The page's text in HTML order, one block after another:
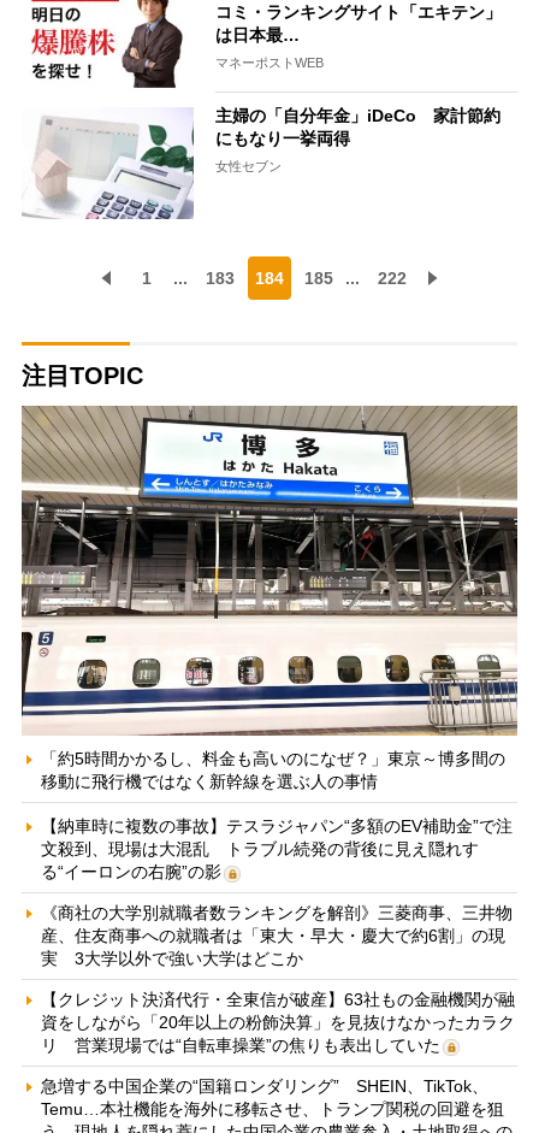
コミ・ランキングサイト「エキテン」
は日本最…
マネーポストWEB
主婦の「自分年金」iDeCo 家計節約
にもなり一挙両得
女性セブン
1 ... 183 184 185 ... 222
注目TOPIC
「約5時間かかるし、料金も高いのになぜ？」東京～博多間の
移動に飛行機ではなく新幹線を選ぶ人の事情
【納車時に複数の事故】テスラジャパン“多額のEV補助金”で注
文殺到、現場は大混乱 トラブル続発の背後に見え隠れす
る“イーロンの右腕”の影
《商社の大学別就職者数ランキングを解剖》三菱商事、三井物
産、住友商事への就職者は「東大・早大・慶大で約6割」の現
実 3大学以外で強い大学はどこか
【クレジット決済代行・全東信が破産】63社もの金融機関が融
資をしながら「20年以上の粉飾決算」を見抜けなかったカラク
リ 営業現場では“自転車操業”の焦りも表出していた
急増する中国企業の“国籍ロンダリング” SHEIN、TikTok、
Temu…本社機能を海外に移転させ、トランプ関税の回避を狙